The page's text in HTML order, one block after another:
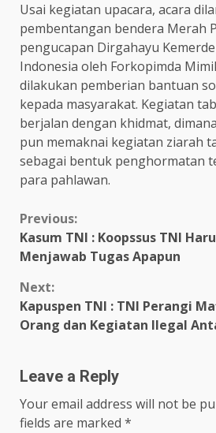
Usai kegiatan upacara, acara
pembentangan bendera Merah
pengucapan Dirgahayu
Indonesia oleh Forkopimda
dilakukan pemberian bantuan
kepada masyarakat. Kegiatan
berjalan dengan khidmat,
pun memaknai kegiatan ziarah
sebagai bentuk penghormatan
para pahlawan.
Continue
Reading
Previous:
Kasum TNI : Koopssus TNI
Menjawab Tugas Apapun
Next:
Kapuspen TNI : TNI Perangi
Orang dan Kegiatan Ilegal
Leave a Reply
Your email address will not be
fields are marked *